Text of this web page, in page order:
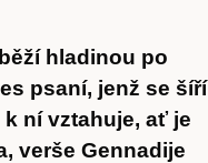
hladinou po
psaní, jenž se šíří
ní vztahuje, ať je
verše Gennadije